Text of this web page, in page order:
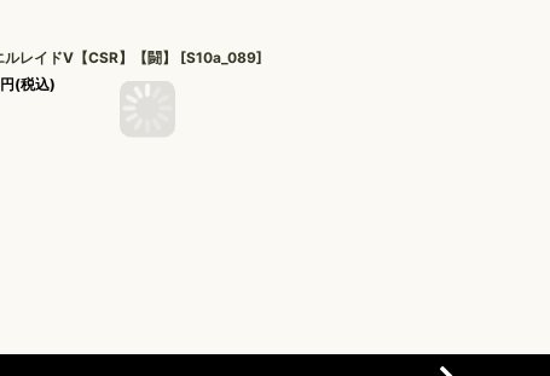
ルレイドV【CSR】【闘】 [S10a_089]
円(税込)